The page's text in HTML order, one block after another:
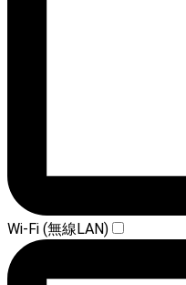
Wi-Fi (無線LAN)